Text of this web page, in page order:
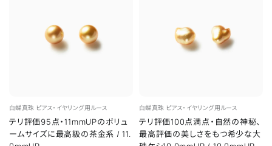
白蝶真珠 ピアス・イヤリング用ルース
テリ評価95点・11mmUPのボリュ
ームサイズに最高級の茶金系 /11.
白蝶真珠 ピアス・イヤリング用ルース
テリ評価100点満点・自然の神秘、
最高評価の美しさをもつ希少な大